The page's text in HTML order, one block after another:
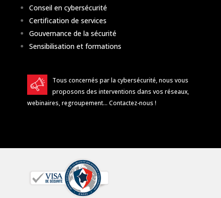
Conseil en cybersécurité
Certification de services
Gouvernance de la sécurité
Sensibilisation et formations
Tous concernés par la cybersécurité, nous vous
proposons des interventions dans vos réseaux,
webinaires, regroupement… Contactez-nous !